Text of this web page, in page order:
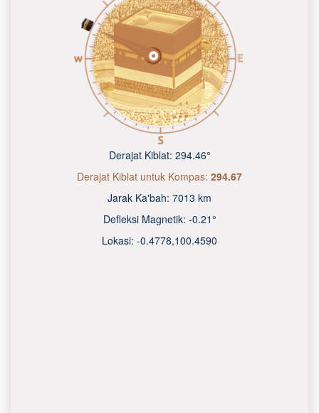
Derajat Kiblat: 294.46°
Derajat Kiblat untuk Kompas: 294.67
Jarak Ka'bah: 7013 km
Defleksi Magnetik: -0.21°
Lokasi: -0.4778,100.4590